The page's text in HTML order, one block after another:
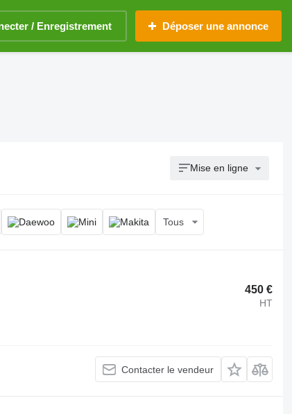
/ Enregistrement Déposer une annonce
Mise en ligne
Tous
450 €
HT
Contacter le vendeur